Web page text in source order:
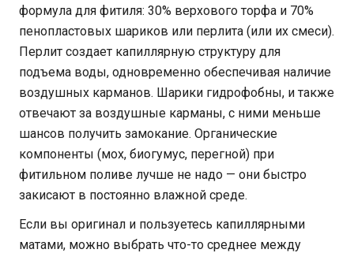
формула для фитиля: 30% верхового торфа и 70%
пенопластовых шариков или перлита (или их смеси).
Перлит создает капиллярную структуру для
подъема воды, одновременно обеспечивая наличие
воздушных карманов. Шарики гидрофобны, и также
отвечают за воздушные карманы, с ними меньше
шансов получить замокание. Органические
компоненты (мох, биогумус, перегной) при
фитильном поливе лучше не надо — они быстро
закисают в постоянно влажной среде.
Если вы оригинал и пользуетесь капиллярными
матами, можно выбрать что-то среднее между